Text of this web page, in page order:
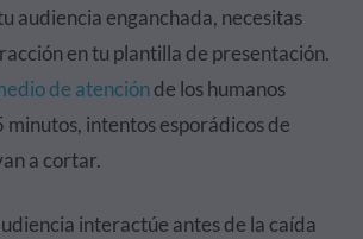
audiencia enganchada, necesitas
en tu plantilla de presentación.
de atenciónde los humanos
minutos, intentos esporádicos de
a cortar.
interactúe antes de la caída